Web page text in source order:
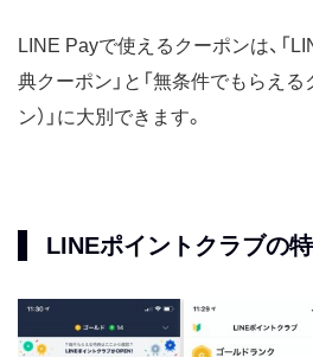
LINE Payで使えるクーポンは、「
典クーポン」と「無条件でもらえる
ン）」に大別できます。
LINEポイントクラブの